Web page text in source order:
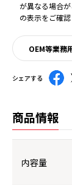
が異なる場合
の表示をご確認
OEM等業務
シェアする
商品情報
内容量